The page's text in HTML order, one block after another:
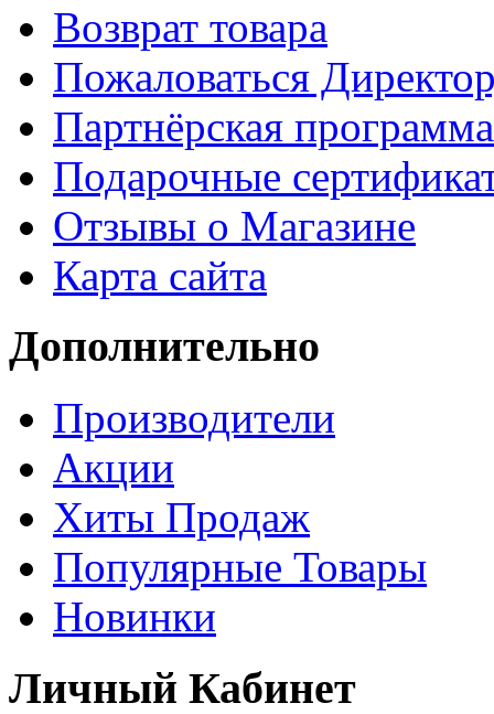
Возврат товара
Пожаловаться
Партнёрская программа
Подарочные
Отзывы о Магазине
Карта сайта
Дополнительно
Производители
Акции
Хиты Продаж
Популярные Товары
Новинки
Личный Кабинет